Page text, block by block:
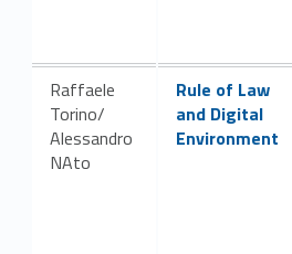
Raffaele
Torino/
Alessandro
NAto
Link identifier #identifier__165107-20
Rule of Law
and Digital
Environment